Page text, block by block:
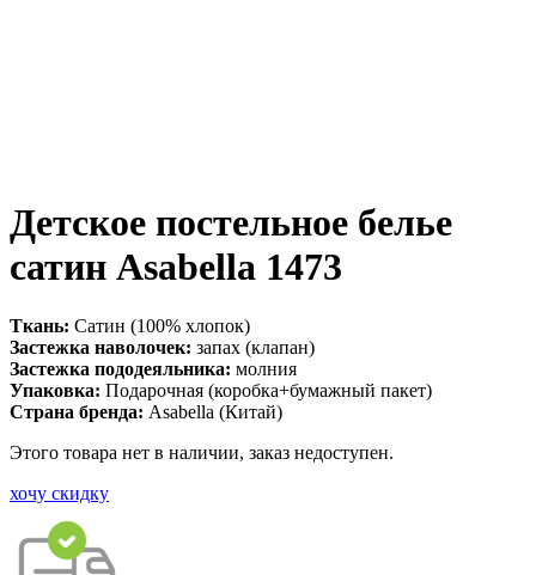
Детское постельное белье
сатин Asabella 1473
Ткань: Сатин (100% хлопок)
Застежка наволочек: запах (клапан)
Застежка пододеяльника: молния
Упаковка: Подарочная (коробка+бумажный пакет)
Страна бренда: Asabella (Китай)
Этого товара нет в наличии, заказ недоступен.
хочу скидку